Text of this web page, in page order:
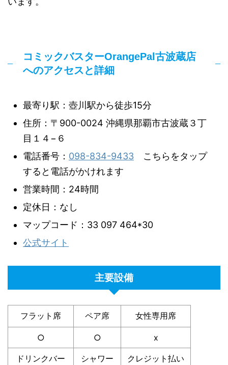
コミックバスターOrangePal古波蔵店
へのアクセスと詳細
最寄り駅：壺川駅から徒歩15分
住所：〒900-0024 沖縄県那覇市古波蔵３丁
目１４−６
電話番号： 098-834-9433 こちらをタップ
すると電話がかけれます
営業時間：24時間
定休日：なし
マップコード：33 097 464*30
公式サイト
主要設備
フラット席 ペア席 女性専用席
○ ○ x
ドリンクバー シャワー クレジット払い